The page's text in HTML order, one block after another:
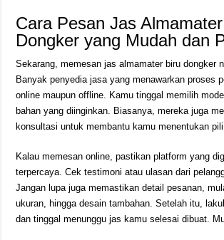
Cara Pesan Jas
Dongker yang Mudah dan
Sekarang, memesan jas almamater biru dongker
Banyak penyedia jasa yang menawarkan proses
online maupun offline. Kamu tinggal memilih
bahan yang diinginkan. Biasanya, mereka juga
konsultasi untuk membantu kamu menentukan
Kalau memesan online, pastikan platform yang
terpercaya. Cek testimoni atau ulasan dari
Jangan lupa juga memastikan detail pesanan,
ukuran, hingga desain tambahan. Setelah itu,
dan tinggal menunggu jas kamu selesai dibuat.